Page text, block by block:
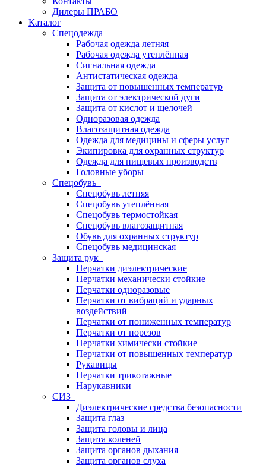
Дилеры ПРАБО
Каталог
Спецодежда
Рабочая одежда летняя
Рабочая одежда утеплённая
Сигнальная одежда
Антистатическая одежда
Защита от повышенных температур
Защита от электрической дуги
Защита от кислот и щелочей
Одноразовая одежда
Влагозащитная одежда
Одежда для медицины и сферы услуг
Экипировка для охранных структур
Одежда для пищевых производств
Головные уборы
Спецобувь
Спецобувь летняя
Спецобувь утеплённая
Спецобувь термостойкая
Спецобувь влагозащитная
Обувь для охранных структур
Спецобувь медицинская
Защита рук
Перчатки диэлектрические
Перчатки механически стойкие
Перчатки одноразовые
Перчатки от вибраций и ударных
воздействий
Перчатки от пониженных температур
Перчатки от порезов
Перчатки химически стойкие
Перчатки от повышенных температур
Рукавицы
Перчатки трикотажные
Нарукавники
СИЗ
Диэлектрические средства безопасности
Защита глаз
Защита головы и лица
Защита коленей
Защита органов дыхания
Защита органов слуха